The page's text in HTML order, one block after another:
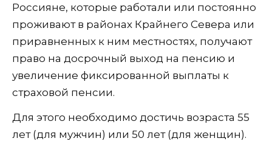
Россияне, которые работали или постоянно
проживают в районах Крайнего Севера или
приравненных к ним местностях, получают
право на досрочный выход на пенсию и
увеличение фиксированной выплаты к
страховой пенсии.
Для этого необходимо достичь возраста 55
лет (для мужчин) или 50 лет (для женщин).